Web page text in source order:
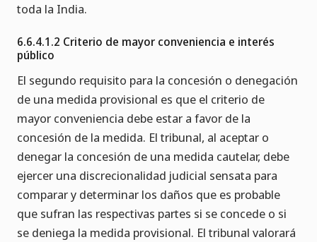
toda la India.
6.6.4.1.2 Criterio de mayor conveniencia e interés
público
El segundo requisito para la concesión o denegación
de una medida provisional es que el criterio de
mayor conveniencia debe estar a favor de la
concesión de la medida. El tribunal, al aceptar o
denegar la concesión de una medida cautelar, debe
ejercer una discrecionalidad judicial sensata para
comparar y determinar los daños que es probable
que sufran las respectivas partes si se concede o si
se deniega la medida provisional. El tribunal valorará